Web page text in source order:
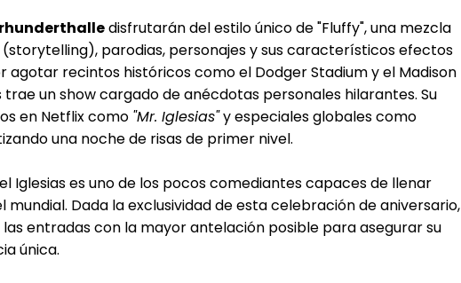
disfrutarán del estilo único de "Fluffy", una mezcla
parodias, personajes y sus característicos efectos
agotar recintos históricos como el Dodger Stadium y el Madison
trae un show cargado de anécdotas personales hilarantes. Su
en Netflix como "Mr. Iglesias"y especiales globales como
una noche de risas de primer nivel.
Iglesias es uno de los pocos comediantes capaces de llenar
mundial. Dada la exclusividad de esta celebración de aniversario,
entradas con la mayor antelación posible para asegurar su
única.